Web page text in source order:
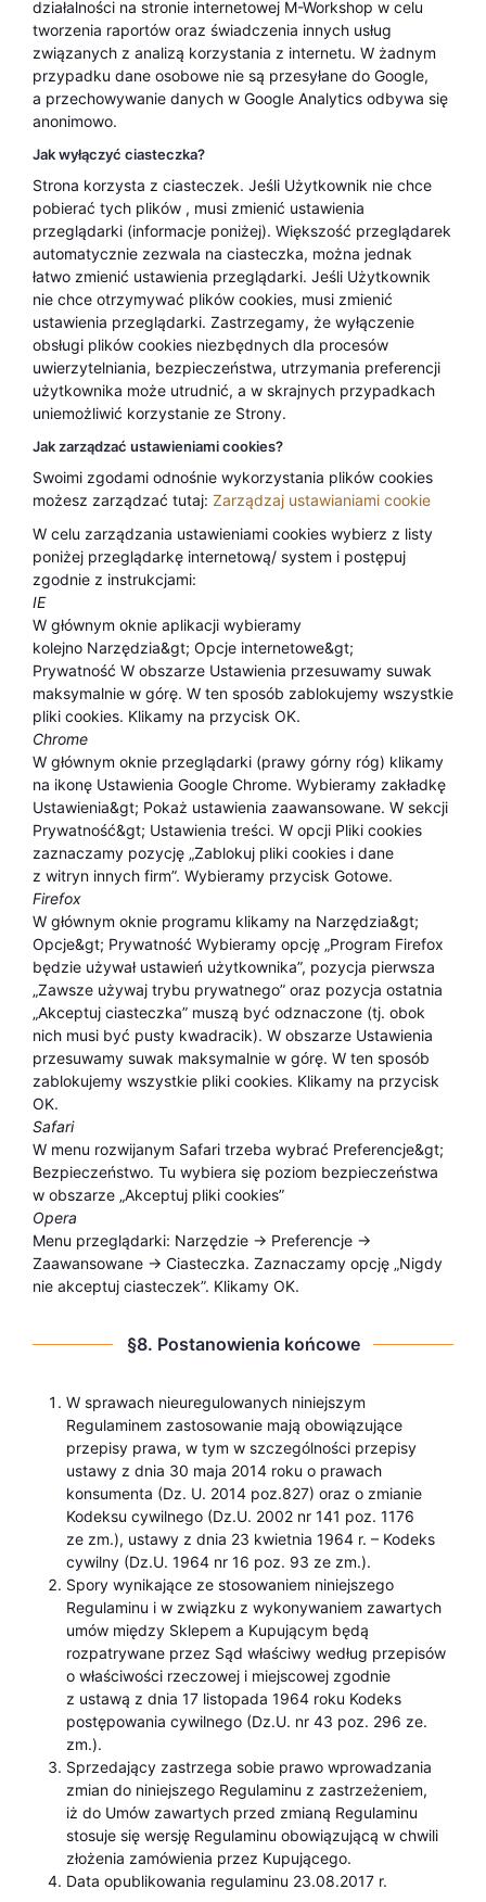
działalności na stronie internetowej M-Workshop w celu
tworzenia raportów oraz świadczenia innych usług
związanych z analizą korzystania z internetu. W żadnym
przypadku dane osobowe nie są przesyłane do Google,
a przechowywanie danych w Google Analytics odbywa się
anonimowo.
Jak wyłączyć ciasteczka?
Strona korzysta z ciasteczek. Jeśli Użytkownik nie chce
pobierać tych plików , musi zmienić ustawienia
przeglądarki (informacje poniżej). Większość przeglądarek
automatycznie zezwala na ciasteczka, można jednak
łatwo zmienić ustawienia przeglądarki. Jeśli Użytkownik
nie chce otrzymywać plików cookies, musi zmienić
ustawienia przeglądarki. Zastrzegamy, że wyłączenie
obsługi plików cookies niezbędnych dla procesów
uwierzytelniania, bezpieczeństwa, utrzymania preferencji
użytkownika może utrudnić, a w skrajnych przypadkach
uniemożliwić korzystanie ze Strony.
Jak zarządzać ustawieniami cookies?
Swoimi zgodami odnośnie wykorzystania plików cookies
możesz zarządzać tutaj: Zarządzaj ustawianiami cookie
W celu zarządzania ustawieniami cookies wybierz z listy
poniżej przeglądarkę internetową/ system i postępuj
zgodnie z instrukcjami:
IE
W głównym oknie aplikacji wybieramy
kolejno Narzędzia&gt; Opcje internetowe&gt;
Prywatność W obszarze Ustawienia przesuwamy suwak
maksymalnie w górę. W ten sposób zablokujemy wszystkie
pliki cookies. Klikamy na przycisk OK.
Chrome
W głównym oknie przeglądarki (prawy górny róg) klikamy
na ikonę Ustawienia Google Chrome. Wybieramy zakładkę
Ustawienia&gt; Pokaż ustawienia zaawansowane. W sekcji
Prywatność&gt; Ustawienia treści. W opcji Pliki cookies
zaznaczamy pozycję „Zablokuj pliki cookies i dane
z witryn innych firm”. Wybieramy przycisk Gotowe.
Firefox
W głównym oknie programu klikamy na Narzędzia&gt;
Opcje&gt; Prywatność Wybieramy opcję „Program Firefox
będzie używał ustawień użytkownika”, pozycja pierwsza
„Zawsze używaj trybu prywatnego” oraz pozycja ostatnia
„Akceptuj ciasteczka” muszą być odznaczone (tj. obok
nich musi być pusty kwadracik). W obszarze Ustawienia
przesuwamy suwak maksymalnie w górę. W ten sposób
zablokujemy wszystkie pliki cookies. Klikamy na przycisk
OK.
Safari
W menu rozwijanym Safari trzeba wybrać Preferencje&gt;
Bezpieczeństwo. Tu wybiera się poziom bezpieczeństwa
w obszarze „Akceptuj pliki cookies”
Opera
Menu przeglądarki: Narzędzie -> Preferencje ->
Zaawansowane -> Ciasteczka. Zaznaczamy opcję „Nigdy
nie akceptuj ciasteczek”. Klikamy OK.
§8. Postanowienia końcowe
W sprawach nieuregulowanych niniejszym
Regulaminem zastosowanie mają obowiązujące
przepisy prawa, w tym w szczególności przepisy
ustawy z dnia 30 maja 2014 roku o prawach
konsumenta (Dz. U. 2014 poz.827) oraz o zmianie
Kodeksu cywilnego (Dz.U. 2002 nr 141 poz. 1176
ze zm.), ustawy z dnia 23 kwietnia 1964 r. – Kodeks
cywilny (Dz.U. 1964 nr 16 poz. 93 ze zm.).
Spory wynikające ze stosowaniem niniejszego
Regulaminu i w związku z wykonywaniem zawartych
umów między Sklepem a Kupującym będą
rozpatrywane przez Sąd właściwy według przepisów
o właściwości rzeczowej i miejscowej zgodnie
z ustawą z dnia 17 listopada 1964 roku Kodeks
postępowania cywilnego (Dz.U. nr 43 poz. 296 ze.
zm.).
Sprzedający zastrzega sobie prawo wprowadzania
zmian do niniejszego Regulaminu z zastrzeżeniem,
iż do Umów zawartych przed zmianą Regulaminu
stosuje się wersję Regulaminu obowiązującą w chwili
złożenia zamówienia przez Kupującego.
Data opublikowania regulaminu 23.08.2017 r.